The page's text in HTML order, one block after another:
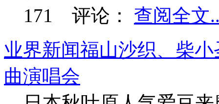
171 评论：
查阅全文
业界新闻福山沙织、柴
曲演唱会